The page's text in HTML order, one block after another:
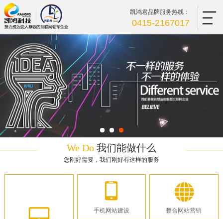
凯鸿君品牌服务热线：
0415-2167017
We Do 我们能做什么
您刚好需要，我们刚好有这样的服务
手机网站建设 整合网站营销